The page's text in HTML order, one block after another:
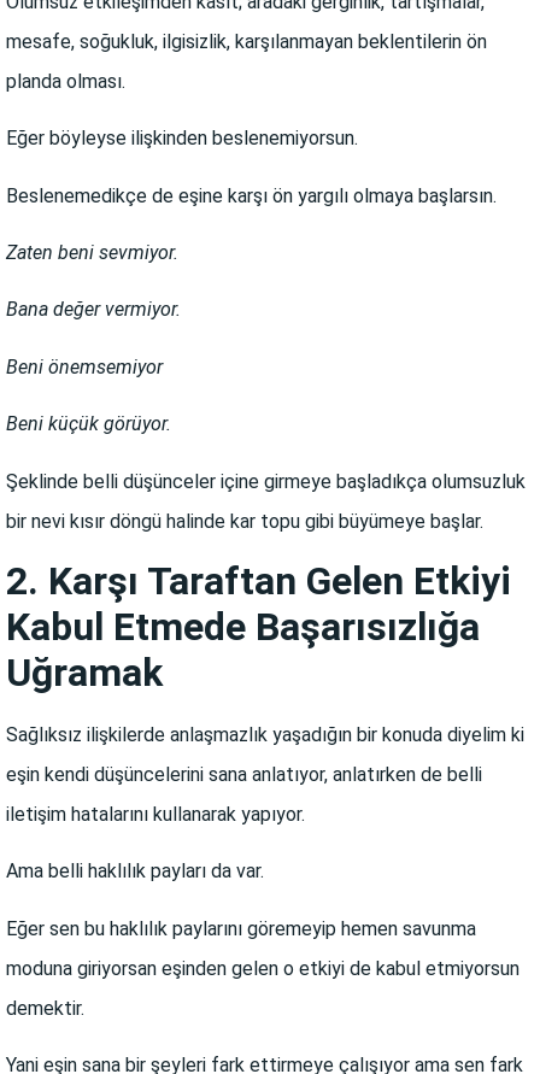
mesafe, soğukluk, ilgisizlik, karşılanmayan beklentilerin ön
planda olması.
Eğer böyleyse ilişkinden beslenemiyorsun.
Beslenemedikçe de eşine karşı ön yargılı olmaya başlarsın.
Zaten beni sevmiyor.
Bana değer vermiyor.
Beni önemsemiyor
Beni küçük görüyor.
Şeklinde belli düşünceler içine girmeye başladıkça olumsuzluk
bir nevi kısır döngü halinde kar topu gibi büyümeye başlar.
2. Karşı Taraftan Gelen Etkiyi
Kabul Etmede Başarısızlığa
Uğramak
Sağlıksız ilişkilerde anlaşmazlık yaşadığın bir konuda diyelim ki
eşin kendi düşüncelerini sana anlatıyor, anlatırken de belli
iletişim hatalarını kullanarak yapıyor.
Ama belli haklılık payları da var.
Eğer sen bu haklılık paylarını göremeyip hemen savunma
moduna giriyorsan eşinden gelen o etkiyi de kabul etmiyorsun
demektir.
Yani eşin sana bir şeyleri fark ettirmeye çalışıyor ama sen fark